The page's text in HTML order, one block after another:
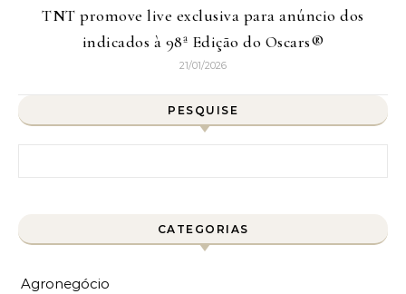
TNT promove live exclusiva para anúncio dos
indicados à 98ª Edição do Oscars®
21/01/2026
PESQUISE
CATEGORIAS
Agronegócio